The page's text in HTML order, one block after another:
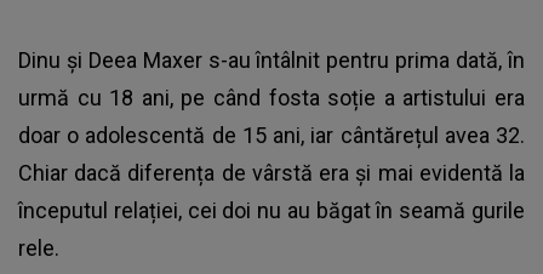
Dinu și Deea Maxers-au întâlnit pentru prima dată, în
urmă cu 18 ani, pe când fosta soție a artistului era
doar o adolescentă de 15 ani, iar cântărețul avea 32.
Chiar dacă diferența de vârstă era și mai evidentă la
începutul relației, cei doi nu au băgat în seamă gurile
rele.